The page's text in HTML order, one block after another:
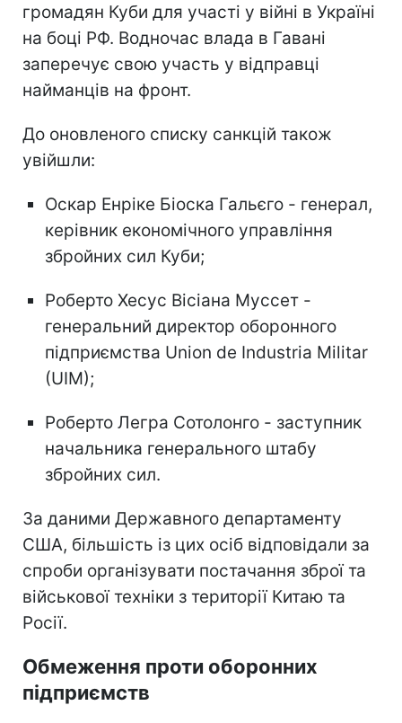
громадян Куби для участі у війні в Україні
на боці РФ. Водночас влада в Гавані
заперечує свою участь у відправці
найманців на фронт.
До оновленого списку санкцій також
увійшли:
Оскар Енріке Біоска Гальєго - генерал,
керівник економічного управління
збройних сил Куби;
Роберто Хесус Вісіана Муссет -
генеральний директор оборонного
підприємства Union de Industria Militar
(UIM);
Роберто Легра Сотолонго - заступник
начальника генерального штабу
збройних сил.
За даними Державного департаменту
США, більшість із цих осіб відповідали за
спроби організувати постачання зброї та
військової техніки з території Китаю та
Росії.
Обмеження проти оборонних
підприємств